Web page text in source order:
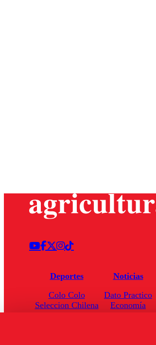
Deportes
Colo Colo
Seleccion Chilena
Noticias
Dato Practico
Economía